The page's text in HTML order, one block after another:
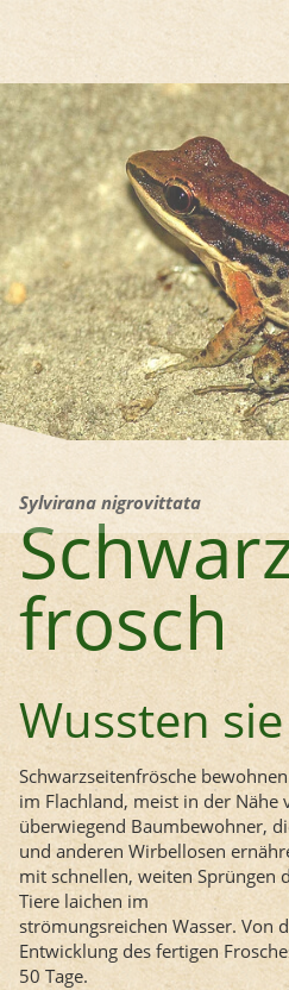
Sylvirana nigrovittata
frosch
Wussten
Schwarzseitenfrösche
im Flachland, meist in der Nähe
überwiegend Baumbewohner,
und anderen Wirbellosen
mit schnellen, weiten Sprüngen
Tiere laichen im
strömungsreichen Wasser. Von
Entwicklung des fertigen
50 Tage.